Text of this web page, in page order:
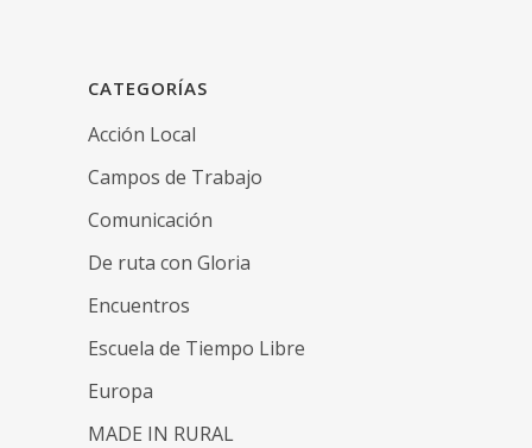
CATEGORÍAS
Acción Local
Campos de Trabajo
Comunicación
De ruta con Gloria
Encuentros
Escuela de Tiempo Libre
Europa
MADE IN RURAL